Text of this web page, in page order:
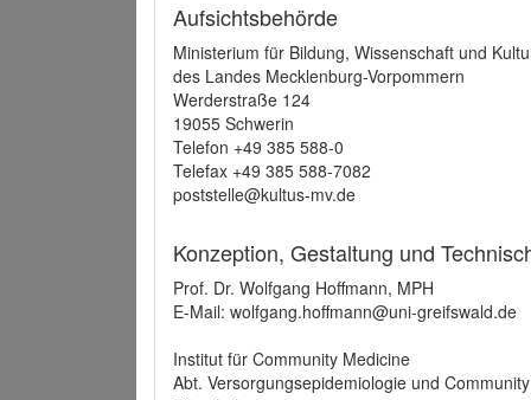
Aufsichtsbehörde
Ministerium für Bildung, Wissenschaft und
des Landes Mecklenburg-Vorpommern
Werderstraße 124
19055 Schwerin
Telefon +49 385 588-0
Telefax +49 385 588-7082
poststelle@kultus-mv.de
Konzeption, Gestaltung und
Prof. Dr. Wolfgang Hoffmann, MPH
E-Mail: wolfgang.hoffmann@uni-greifswald.de
Institut für Community Medicine
Abt. Versorgungsepidemiologie und